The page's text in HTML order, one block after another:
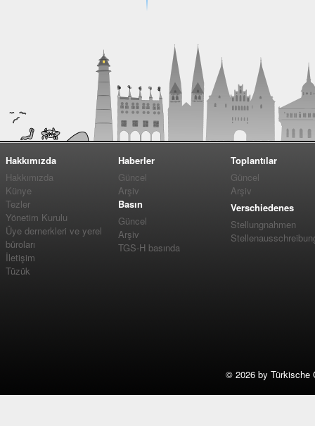
Hakkımızda
Hakkımızda
Künye
Tezler
Yönetim Kurulu
Üye dernerkleri ve yerel
büroları
İletişim
Tüzük
Haberler
Güncel
Arşiv
Basın
Güncel
Arşiv
TGS-H basında
Toplantılar
Güncel
Arşiv
Verschiedenes
Stellungnahmen
© 2026 by Türkische